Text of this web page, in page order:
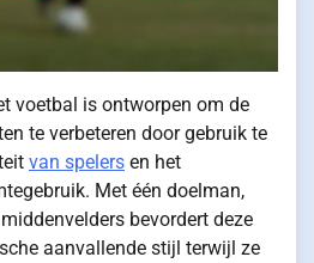
voetbal is ontworpen om de
te verbeteren door gebruik te
van spelers en het
Met één doelman,
bevordert deze
aanvallende stijl terwijl ze